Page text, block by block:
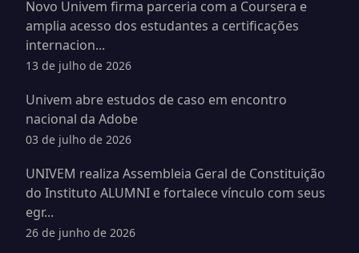
Novo Univem firma parceria com a Coursera e
amplia acesso dos estudantes a certificações
internacion...
13 de julho de 2026
Univem abre estudos de caso em encontro
nacional da Adobe
03 de julho de 2026
UNIVEM realiza Assembleia Geral de Constituição
do Instituto ALUMNI e fortalece vínculo com seus
egr...
26 de junho de 2026